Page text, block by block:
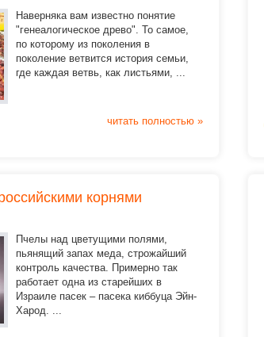
Наверняка вам известно понятие
"генеалогическое древо". То самое,
по которому из поколения в
поколение ветвится история семьи,
где каждая ветвь, как листьями, ...
читать полностью »
корнями
Пчелы над цветущими полями,
пьянящий запах меда, строжайший
контроль качества. Примерно так
работает одна из старейших в
Израиле пасек – пасека киббуца Эйн-
Харод. ...